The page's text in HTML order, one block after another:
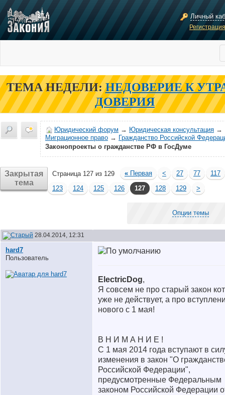
Личный
ТЕМА НЕДЕЛИ: НЕДОВЕРИЕ К
ДОВЕРИЯ
Юридический форум → Юридическая консультация →
Миграционное право → Гражданство Российской
Законопроекты о гражданстве РФ в ГосДуме
Закрытая
тема
Страница 127 из 129 « Первая < 27 77
117
123
124 125 126 127 128 129 >
Опции темы
28.04.2014, 12:31
hard7
Пользователь
ElectricDog,
Я совсем не про старый закон
уже не действует, а про
нового с 1 мая!
В Н И М А Н И Е !
С 1 мая 2014 года вступают в
изменения в закон "О
Российской Федерации",
предусмотренные Федеральным
законом Российской Федерации